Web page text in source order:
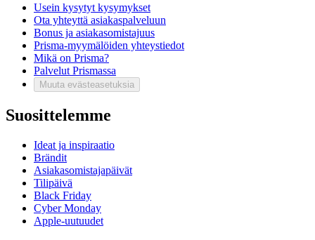
Usein kysytyt kysymykset
Ota yhteyttä asiakaspalveluun
Bonus ja asiakasomistajuus
Prisma-myymälöiden yhteystiedot
Mikä on Prisma?
Palvelut Prismassa
Muuta evästeasetuksia
Suosittelemme
Ideat ja inspiraatio
Brändit
Asiakasomistajapäivät
Tilipäivä
Black Friday
Cyber Monday
Apple-uutuudet